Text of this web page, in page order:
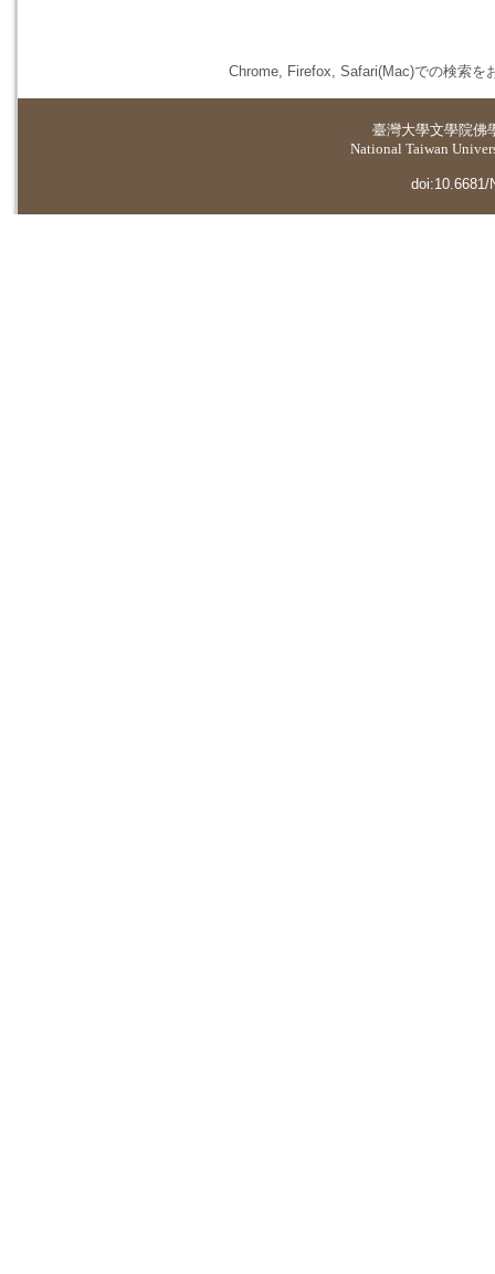
Chrome, Firefox, Safari(Mac)での検索を
臺灣大學文學院佛
National Taiwan
doi:10.6681/